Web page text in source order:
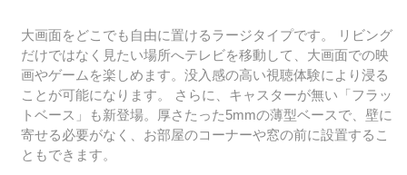
大画面をどこでも自由に置けるラージタイプです。 リビング
だけではなく見たい場所へテレビを移動して、大画面での映
画やゲームを楽しめます。没入感の高い視聴体験により浸る
ことが可能になります。 さらに、キャスターが無い「フラッ
トベース」も新登場。厚さたった5mmの薄型ベースで、壁に
寄せる必要がなく、お部屋のコーナーや窓の前に設置するこ
ともできます。